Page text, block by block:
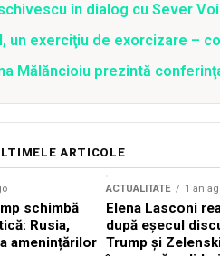
în dialog cu Sever
un exerciţiu de exorcizare –
Mălăncioiu prezintă
ARTICOLE
schimbă
Rusia,
amenințărilor
ACTUALITATE 1 an
Elena Lasconi
după eșecul
Trump și